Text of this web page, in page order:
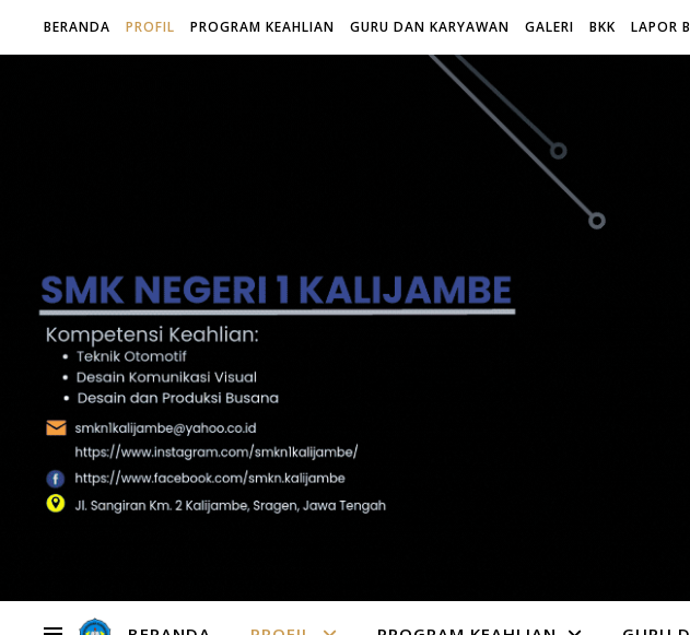
BERANDA PROFIL PROGRAM KEAHLIAN GURU DAN KARYAWAN GALERI BKK LAPOR